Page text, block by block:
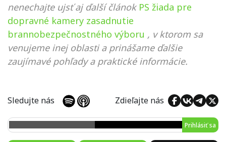
nenechajte ujsť aj ďalší článok PS žiada pre
dopravné kamery zasadnutie
brannobezpečnostného výboru , v ktorom sa
venujeme inej oblasti a prinášame ďalšie
zaujímavé pohľady a praktické informácie.
Sledujte nás Zdieľajte nás
Prihlásiť sa